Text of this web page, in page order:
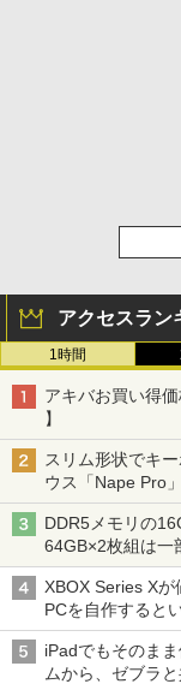
アクセスラン
1時間
アキバお買い得
】
スリム形状でキ
ウス「Nape Pro
DDR5メモリの
64GB×2枚組は
XBOX Series X
PCを自作すると
ーム』】
iPadでもそのま
ムから、ゼブラ